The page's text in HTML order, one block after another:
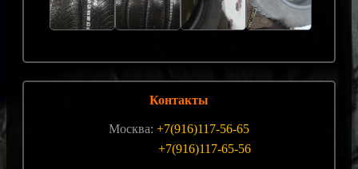
Контакты
Москва: +7(916)117-56-65
+7(916)117-65-56